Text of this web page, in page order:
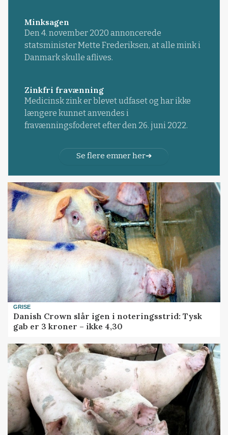
Minksagen
Den 4. november 2020 annoncerede
statsminister Mette Frederiksen, at alle mink i
Danmark skulle aflives.
Zinkfri fravænning
Medicinsk zink er blevet udfaset og har ikke
længere kunnet anvendes i
fravænningsfoderet efter den 26. juni 2022.
Se flere emner her
GRISE
Danish Crown slår igen i noteringsstrid: Tysk
gab er 3 kroner – ikke 4,30